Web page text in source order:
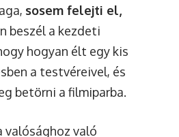
sosem felejti el,
beszél a kezdeti
hogyan élt egy kis
a testvéreivel, és
betörni a filmiparba.
valósághoz való